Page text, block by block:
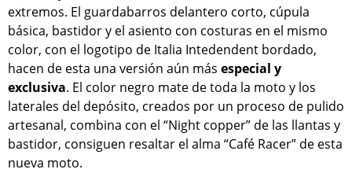
extremos. El guardabarros delantero corto, cúpula
básica, bastidor y el asiento con costuras en el mismo
color, con el logotipo de Italia Intedendent bordado,
hacen de esta una versión aún más especial y
exclusiva. El color negro mate de toda la moto y los
laterales del depósito, creados por un proceso de pulido
artesanal, combina con el “Night copper” de las llantas y
bastidor, consiguen resaltar el alma “Café Racer” de esta
nueva moto.